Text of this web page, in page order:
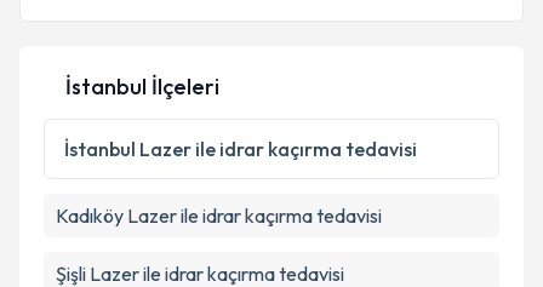
E-posta Adresiniz
Kişisel verilerimin işlenmesine ilişkin
Aydınlatma
Metni'ni okudum ve kişisel verilerimin belirtilen
Takvim Talebini Gönder
İstanbul İlçeleri
İstanbul Lazer ile idrar kaçırma tedavisi
Kadıköy Lazer ile idrar kaçırma tedavisi
Şişli Lazer ile idrar kaçırma tedavisi